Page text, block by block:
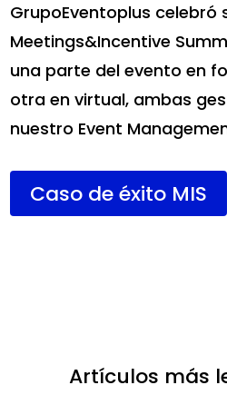
GrupoEventoplus celebró
Meetings&Incentive
una parte del evento en
otra en virtual, ambas
nuestro Event
Caso de éxito MIS
Artículos más